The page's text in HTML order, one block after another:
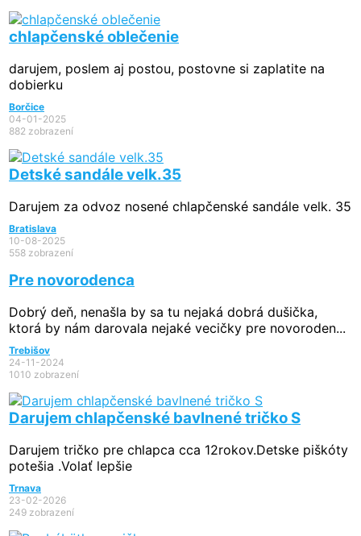
chlapčenské oblečenie
darujem, poslem aj postou, postovne si zaplatite na
dobierku
Borčice
04-01-2025
882 zobrazení
Detské sandále velk.35
Darujem za odvoz nosené chlapčenské sandále velk. 35
Bratislava
10-08-2025
558 zobrazení
Pre novorodenca
Dobrý deň, nenašla by sa tu nejaká dobrá dušička,
ktorá by nám darovala nejaké vecičky pre novoroden...
Trebišov
24-11-2024
1010 zobrazení
Darujem chlapčenské bavlnené tričko S
Darujem tričko pre chlapca cca 12rokov.Detske piškóty
potešia .Volať lepšie
Trnava
23-02-2026
249 zobrazení